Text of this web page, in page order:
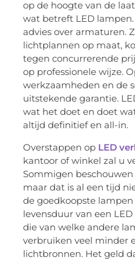
op de hoogte van de
wat betreft LED
advies over armaturen.
lichtplannen op maat,
tegen concurrerende
op professionele wijze.
werkzaamheden en de
uitstekende garantie.
wat het doet en doet
altijd definitief en all-in.
Overstappen op LED
kantoor of winkel zal u
Sommigen
maar dat is al een tijd
de goedkoopste
levensduur van een
die van welke andere
verbruiken veel minder
lichtbronnen. Het geld